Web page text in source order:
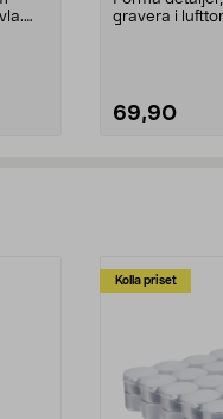
gravera i
69,90
Kolla priset